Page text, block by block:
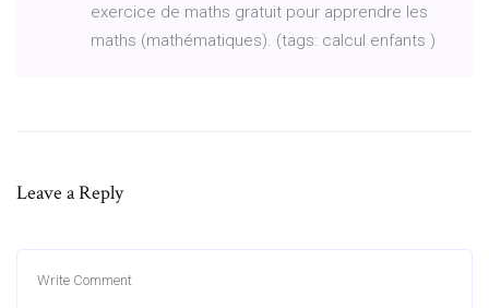
exercice de maths gratuit pour apprendre les
maths (mathématiques). (tags: calcul enfants )
Leave a Reply